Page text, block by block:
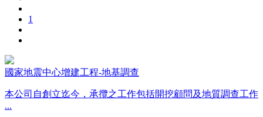
1
國家地震中心增建工程-地基調查
本公司自創立迄今，承攬之工作包括開挖顧問及地質調查工作
...